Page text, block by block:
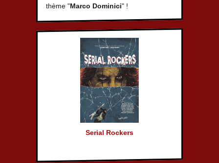
thème "Marco Dominici" !
Serial Rockers